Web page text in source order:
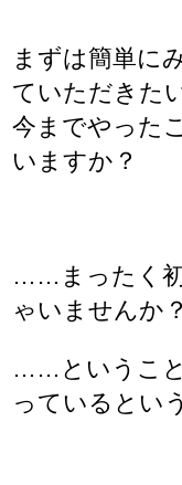
まずは簡単に
ていただきた
今までやった
いますか？
……まったく
ゃいませんか？
……というこ
っているとい